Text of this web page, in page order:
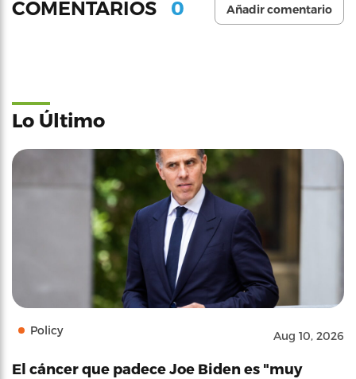
COMENTARIOS 0 Añadir comentario
Lo Último
Policy Aug 10, 2026
El cáncer que padece Joe Biden es "muy